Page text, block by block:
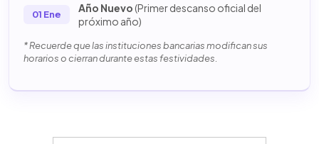
01 Ene
Año Nuevo(Primer descanso oficial del
próximo año)
* Recuerde que las instituciones bancarias modifican sus
horarios o cierran durante estas festividades.